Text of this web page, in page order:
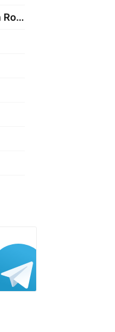
Подтверждение возраста Roblox